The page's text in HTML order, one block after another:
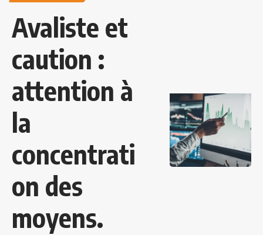
Avaliste et
caution :
attention à
la
concentrati
on des
moyens.